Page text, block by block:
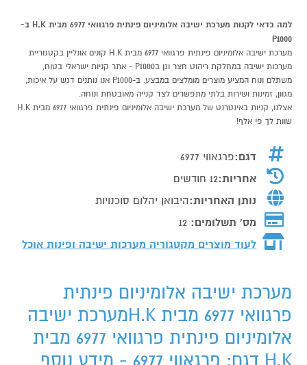
למה כדאי לקנות מערכת ישיבה אלומיניום פינתית פרגוואי 6977 מבית H.K ב-
P1000
מערכת ישיבה אלומיניום פינתית פרגוואי 6977 מבית H.K קונים אונליין בקטגוריית
מערכות ישיבה במחלקת ריהוט חצר וגן בP1000 - אתר קניות ישראלי בטוח,
משתלם ונוח המציע מוצרים מומלצים במבצע. ב-P1000 אנו נותנים דגש על איכות,
מגוון, זמינות ושירות בלתי מתפשרים לצד קנייה מאובטחת ונוחה.
אצלנו, קניות באינטרנט של מערכת ישיבה אלומיניום פינתית פרגוואי 6977 מבית H.K
שוות לך פי אלף!
דגם:פרגאווי 6977
אחריות:12 חודשים
נותן האחריות:היבואן יהלום סוכנויות
מס' תשלומים: 12
לעוד מוצרים מקטגוריה מערכות ישיבה ופינות אוכל
מערכת ישיבה אלומיניום פינתית
פרגוואי 6977 מבית H.Kמערכת ישיבה
אלומיניום פינתית פרגוואי 6977 מבית